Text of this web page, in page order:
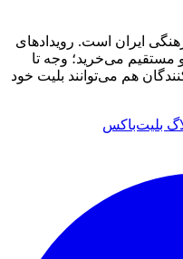
ایران است. رویدادهای
مستقیم می‌خرید؛ وجه تا
هم می‌توانند بلیت خود
بلیت‌باکس